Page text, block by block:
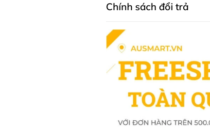
Aqua, Glycerin, Cetearyl
Stearate Citrate, Cetearyl
Seed Oil, Ubiquinone,
Panthenol, Pantolactone,
Glycol, Sodium Hydroxide,
Ưu điểm nổi bật trong
Coenzyme Q10:Chống
Creatine:Tăng độ đàn
Chính sách đổi trả